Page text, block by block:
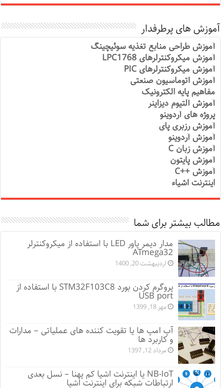
آموزش های پرطرفدار
آموزش طراحی منابع تغذیه سوئیچینگ
آموزش میکروکنترلرهای LPC1768
آموزش میکروکنترلرهای PIC
آموزش اتوماسیون صنعتی
مفاهیم پایه الکترونیک
آموزش آلتیوم دیزاینر
پروژه های آردوینو
آموزش رزبری پای
آموزش آردوینو
آموزش زبان C
آموزش پایتون
آموزش ++C
اینترنت اشیاء
مطالب بیشتر برای شما
مدار دیمر پاور LED با استفاده از میکروکنترلر
ATmega32
اردیبهشت 20, 1400
پروگرم کردن بورد STM32F103C8 با استفاده از
USB port
مهر 18, 1399
آپ امپ ها یا تقویت کننده های عملیاتی – مدارات
و کاربرد ها
مرداد 12, 1397
NB-IoT یا اینترنت اشیا کم پهنا – نسل بعدی
ارتباطات شبکه برای اینترنت اشیا